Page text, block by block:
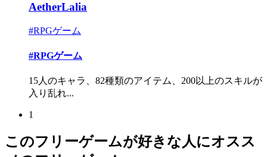
AetherLalia
#RPGゲーム
#RPGゲーム
15人のキャラ、82種類のアイテム、200以上のスキルが
入り乱れ...
1
このフリーゲームが好きな人にオスス